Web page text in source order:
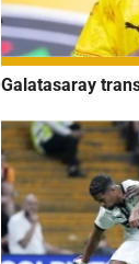
Galatasaray